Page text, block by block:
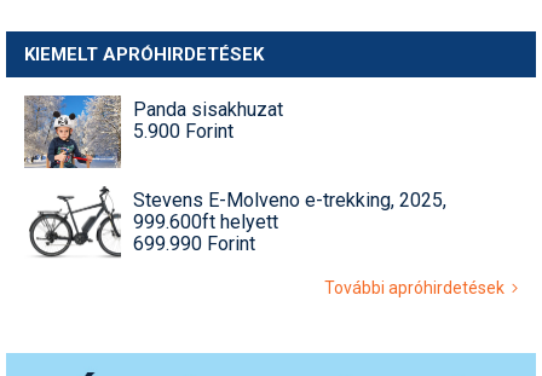
KIEMELT APRÓHIRDETÉSEK
Panda sisakhuzat
5.900 Forint
Stevens E-Molveno e-trekking, 2025,
999.600ft helyett
699.990 Forint
További apróhirdetések